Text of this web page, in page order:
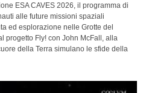
ESA CAVES 2026, il programma di
alle future missioni spaziali
ed esplorazione nelle Grotte del
progetto Fly! con John McFall, alla
della Terra simulano le sfide della